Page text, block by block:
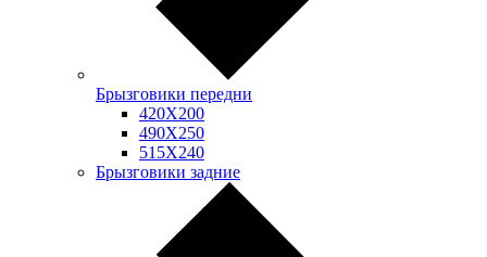
Брызговики передни
420Х200
490Х250
515Х240
Брызговики задние